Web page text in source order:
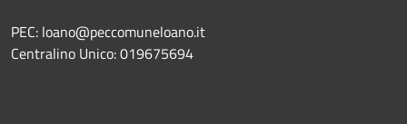
PEC: loano@peccomuneloano.it
Centralino Unico: 019675694